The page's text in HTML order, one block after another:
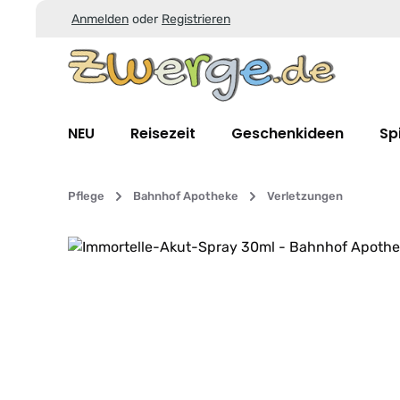
Zum Hauptinhalt springen
Zur Suche springen
Zur Hauptnavigation springen
Anmelden oder Registrieren
NEU Reisezeit Geschenkideen
Pflege Bahnhof Apotheke Verletzungen
Bildergalerie überspringen